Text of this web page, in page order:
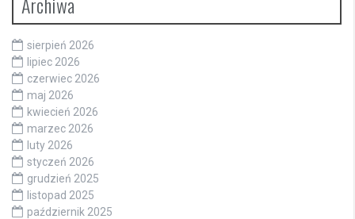
sierpień 2026
lipiec 2026
czerwiec 2026
maj 2026
kwiecień 2026
marzec 2026
luty 2026
styczeń 2026
grudzień 2025
listopad 2025
październik 2025